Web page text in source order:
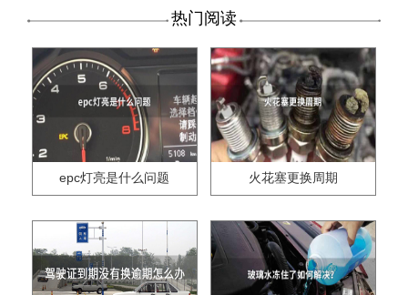
热门阅读
epc灯亮是什么问题 火花塞更换周期